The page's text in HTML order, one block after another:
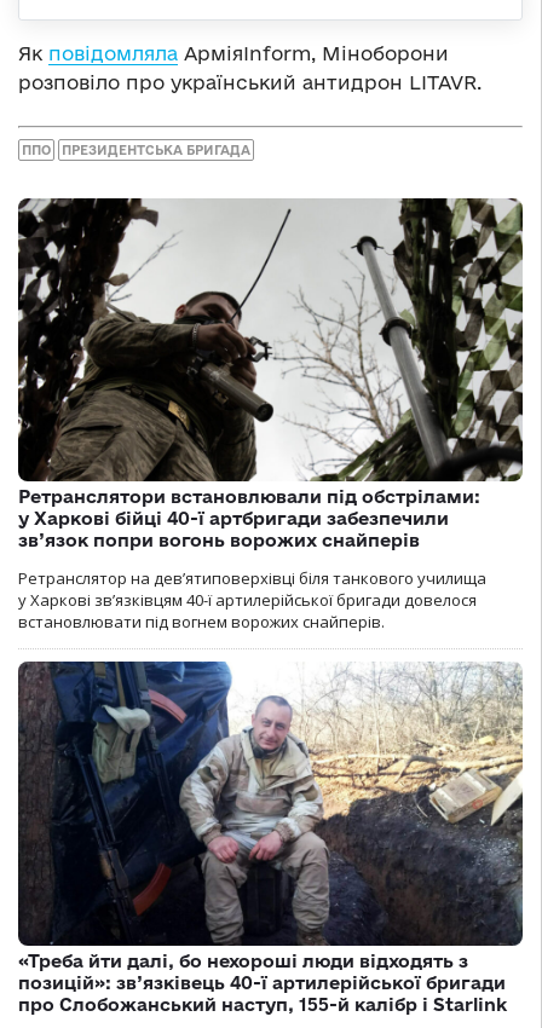
Як повідомляла АрміяInform, Міноборони
розповіло про український антидрон LITAVR.
ППО ПРЕЗИДЕНТСЬКА БРИГАДА
Ретранслятори встановлювали під обстрілами:
у Харкові бійці 40-ї артбригади забезпечили
зв’язок попри вогонь ворожих снайперів
Ретранслятор на дев’ятиповерхівці біля танкового училища
у Харкові зв’язківцям 40-ї артилерійської бригади довелося
встановлювати під вогнем ворожих снайперів.
«Треба йти далі, бо нехороші люди відходять з
позицій»: зв’язківець 40-ї артилерійської бригади
про Слобожанський наступ, 155-й калібр і Starlink